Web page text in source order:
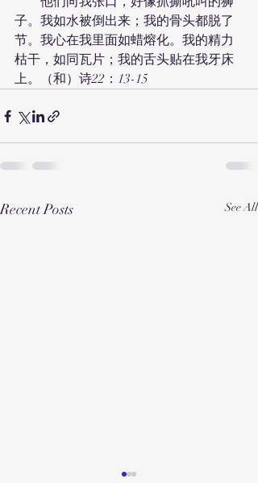
子。我如水被倒出来；我的骨头都脱了
节。我心在我里面如蜡熔化。我的精力
枯干，如同瓦片；我的舌头贴在我牙床
上。（和）诗22：13-15
Recent Posts See All